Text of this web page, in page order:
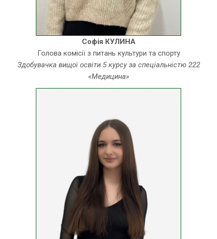
Софія КУЛИНА
Голова комісії з питань культури та спорту
Здобувачка вищої освіти 5 курсу за спеціальністю 222
«Медицина»